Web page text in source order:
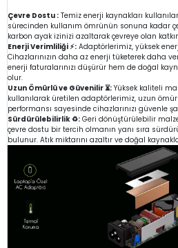
Çevre Dostu : Temiz enerji kaynakları
sürecinden kullanım ömrünün sonuna kadar
karbon ayak izinizi azaltarak çevreye olan
Enerji Verimliliği ⚡: Adaptörlerimiz, yüksek
Cihazlarınızın daha az enerji tüketerek daha
enerji faturalarınızı düşürür hem de doğal
olur.
Uzun Ömürlü ve Güvenilir ⏳: Yüksek kaliteli
kullanılarak üretilen adaptörlerimiz, uzun
performansı sayesinde cihazlarınızı güvenle
Sürdürülebilirlik ♻️: Geri dönüştürülebilir
çevre dostu bir tercih olmanın yanı sıra
bulunur. Atık miktarını azaltır ve doğal